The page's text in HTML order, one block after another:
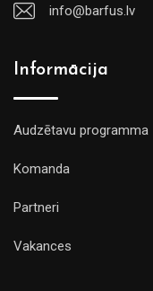
info@barfus.lv
Informācija
Audzētavu programma
Komanda
Partneri
Vakances